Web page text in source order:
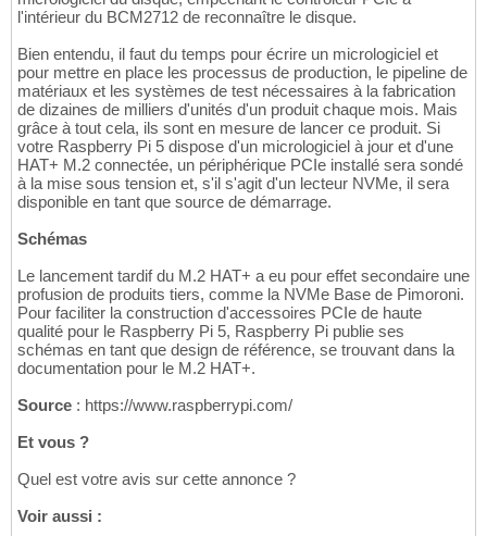
l'intérieur du BCM2712 de reconnaître le disque.
Bien entendu, il faut du temps pour écrire un micrologiciel et
pour mettre en place les processus de production, le pipeline de
matériaux et les systèmes de test nécessaires à la fabrication
de dizaines de milliers d'unités d'un produit chaque mois. Mais
grâce à tout cela, ils sont en mesure de lancer ce produit. Si
votre Raspberry Pi 5 dispose d'un micrologiciel à jour et d'une
HAT+ M.2 connectée, un périphérique PCIe installé sera sondé
à la mise sous tension et, s'il s'agit d'un lecteur NVMe, il sera
disponible en tant que source de démarrage.
Schémas
Le lancement tardif du M.2 HAT+ a eu pour effet secondaire une
profusion de produits tiers, comme la NVMe Base de Pimoroni.
Pour faciliter la construction d'accessoires PCIe de haute
qualité pour le Raspberry Pi 5, Raspberry Pi publie ses
schémas en tant que design de référence, se trouvant dans la
documentation pour le M.2 HAT+.
Source : https://www.raspberrypi.com/
Et vous ?
Quel est votre avis sur cette annonce ?
Voir aussi :